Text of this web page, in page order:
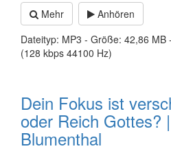
Mehr
Anhören
Dateityp: MP3 - Größe: 42,86 MB
(128 kbps 44100 Hz)
Dein Fokus ist
oder Reich Gottes?
Blumenthal